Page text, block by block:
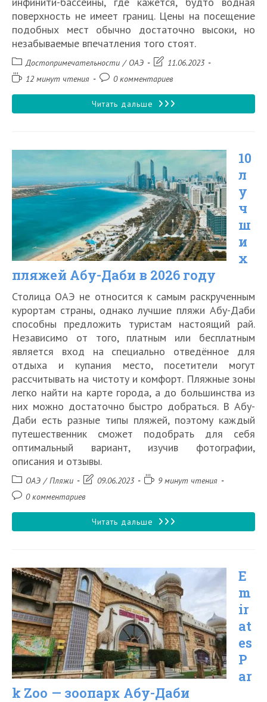
поверхность не имеет границ. Цены на посещение
подобных мест обычно достаточно высоки, но
незабываемые впечатления того стоят.
Рубрика
записи:
Достопримечательности / ОАЭ
Запись11.06.2023
Время12 минут чтения
Комментарии
записи:
0 комментариев
Читать дальше 10
бассейнов
на
крышах
небоскрёбов
Дубая
10
л
у
ч
ш
и
х
пляжей Абу-Даби в 2026 году
Столица ОАЭ не относится к самым раскрученным
курортам страны, однако лучшие пляжи Абу-Даби
способны предложить туристам настоящий рай.
Независимо от того, платным или бесплатным
является вход на специально отведённое для
отдыха и купания место, посетители могут
рассчитывать на чистоту и комфорт. Пляжные зоны
легко найти на карте города, а до большинства из
них можно достаточно быстро добраться. В Абу-
Даби есть разные типы пляжей, поэтому каждый
путешественник сможет подобрать для себя
оптимальный вариант, изучив фотографии,
описания и отзывы.
Рубрика
записи:
ОАЭ / Пляжи
Запись09.06.2023
Время9 минут чтения
Комментарии
0 комментариев
Читать дальше 10
Абу-
Даби
в
2026
году
E
m
ir
at
es
P
ar
k Zoo — зоопарк Абу-Даби